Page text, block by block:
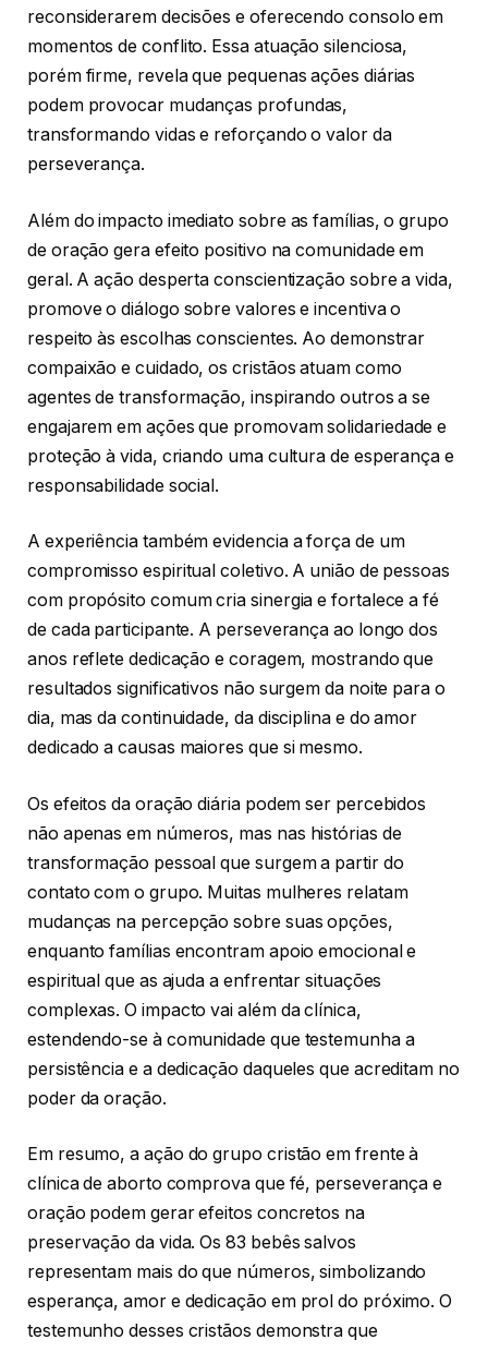
reconsiderarem decisões e oferecendo consolo em
momentos de conflito. Essa atuação silenciosa,
porém firme, revela que pequenas ações diárias
podem provocar mudanças profundas,
transformando vidas e reforçando o valor da
perseverança.
Além do impacto imediato sobre as famílias, o grupo
de oração gera efeito positivo na comunidade em
geral. A ação desperta conscientização sobre a vida,
promove o diálogo sobre valores e incentiva o
respeito às escolhas conscientes. Ao demonstrar
compaixão e cuidado, os cristãos atuam como
agentes de transformação, inspirando outros a se
engajarem em ações que promovam solidariedade e
proteção à vida, criando uma cultura de esperança e
responsabilidade social.
A experiência também evidencia a força de um
compromisso espiritual coletivo. A união de pessoas
com propósito comum cria sinergia e fortalece a fé
de cada participante. A perseverança ao longo dos
anos reflete dedicação e coragem, mostrando que
resultados significativos não surgem da noite para o
dia, mas da continuidade, da disciplina e do amor
dedicado a causas maiores que si mesmo.
Os efeitos da oração diária podem ser percebidos
não apenas em números, mas nas histórias de
transformação pessoal que surgem a partir do
contato com o grupo. Muitas mulheres relatam
mudanças na percepção sobre suas opções,
enquanto famílias encontram apoio emocional e
espiritual que as ajuda a enfrentar situações
complexas. O impacto vai além da clínica,
estendendo-se à comunidade que testemunha a
persistência e a dedicação daqueles que acreditam no
poder da oração.
Em resumo, a ação do grupo cristão em frente à
clínica de aborto comprova que fé, perseverança e
oração podem gerar efeitos concretos na
preservação da vida. Os 83 bebês salvos
representam mais do que números, simbolizando
esperança, amor e dedicação em prol do próximo. O
testemunho desses cristãos demonstra que